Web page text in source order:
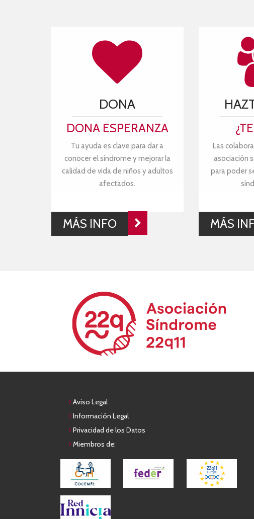
DONA
DONA ESPERANZA
Tu ayuda es clave para dar a
conocer el síndrome y mejorar la
calidad de vida de niños y adultos
afectados.
MÁS INFO
Las
asociación
para poder
MÁS
Aviso Legal
Información Legal
Privacidad de los Datos
Miembros de: